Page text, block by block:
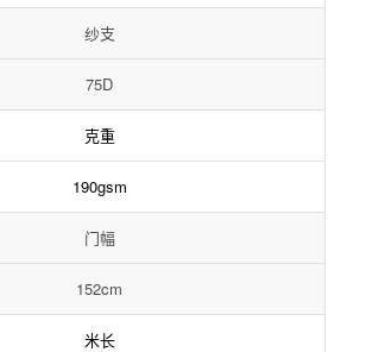
纱支
75D
克重
190gsm
门幅
152cm
米长